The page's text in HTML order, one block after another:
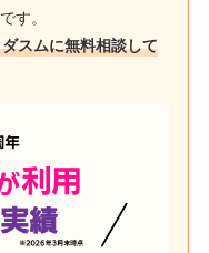
す。
スムに無料相談して